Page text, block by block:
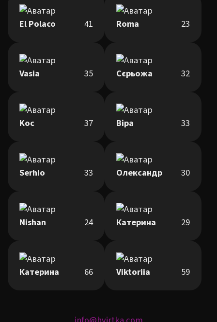
El Polaco 41 Roma 23
Vasia 35 Сєрьожа 32
Koc 37 Віра 33
Serhio 33 Олександр 30
Nishan 24 Катерина 29
Катерина 66 Viktoriia 59